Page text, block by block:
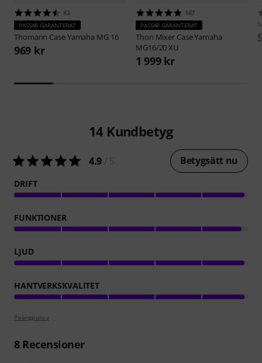
83
PASSAR GARANTERAT
Thomann Case Yamaha MG 16
969 kr
167
PASSAR GARANTERAT
Thon Mixer Case Yamaha
MG16/20 XU
1 999 kr
14 Kundbetyg
4.9 Betygsätt nu
DRIFT
FUNKTIONER
LJUD
HANTVERKSKVALITET
Poängpolicy
8Recensioner